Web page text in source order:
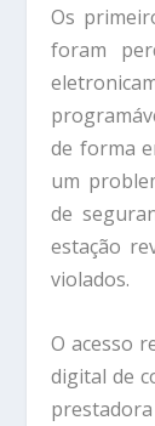
Os
foram
de forma
um
de
estação
violados.
O acesso
digital de